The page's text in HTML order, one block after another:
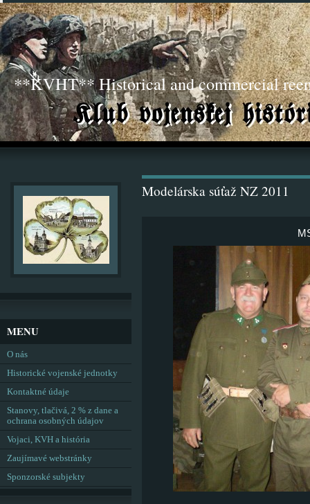
**KVHT** Historical and commercial
Modelárska súťaž NZ 2011
MENU
O nás
Historické vojenské jednotky
Kontaktné údaje
Stanovy, tlačivá, 2 % z dane a
ochrana osobných údajov
Vojaci, KVH a história
Zaujímavé webstránky
Sponzorské subjekty